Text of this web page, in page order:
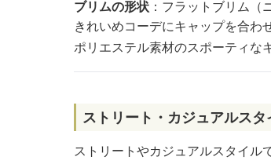
ブリムの形状 ：フラットブリム（
きれいめコーデにキャップを合わ
ポリエステル素材のスポーティな
ストリート・カジュアルス
ストリートやカジュアルスタイル